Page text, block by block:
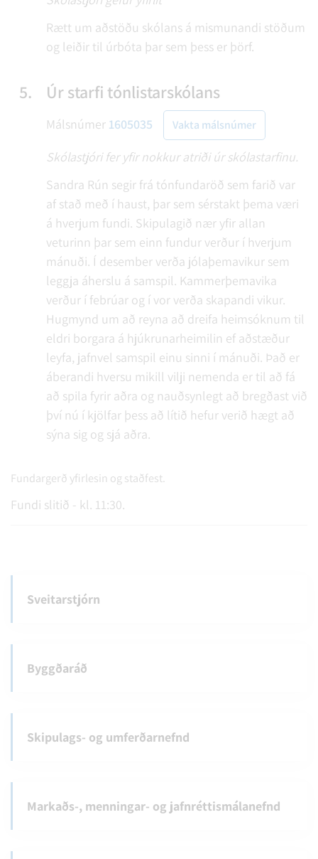
Rætt um aðstöðu skólans á mismunandi stöðum
og leiðir til úrbóta þar sem þess er þörf.
5. Úr starfi tónlistarskólans
Málsnúmer 1605035 Vakta málsnúmer
Skólastjóri fer yfir nokkur atriði úr skólastarfinu.
Sandra Rún segir frá tónfundaröð sem farið var
af stað með í haust, þar sem sérstakt þema væri
á hverjum fundi. Skipulagið nær yfir allan
veturinn þar sem einn fundur verður í hverjum
mánuði. Í desember verða jólaþemavikur sem
leggja áherslu á samspil. Kammerþemavika
verður í febrúar og í vor verða skapandi vikur.
Hugmynd um að reyna að dreifa heimsóknum til
eldri borgara á hjúkrunarheimilin ef aðstæður
leyfa, jafnvel samspil einu sinni í mánuði. Það er
áberandi hversu mikill vilji nemenda er til að fá
að spila fyrir aðra og nauðsynlegt að bregðast við
því nú í kjölfar þess að lítið hefur verið hægt að
sýna sig og sjá aðra.
Fundargerð yfirlesin og staðfest.
Fundi slitið - kl. 11:30.
Sveitarstjórn
Byggðaráð
Skipulags- og umferðarnefnd
Markaðs-, menningar- og jafnréttismálanefnd